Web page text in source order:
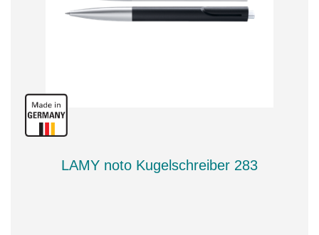
LAMY noto Kugelschreiber 283